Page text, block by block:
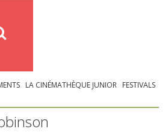
LA CINÉMATHÈQUE JUNIOR FESTIVALS